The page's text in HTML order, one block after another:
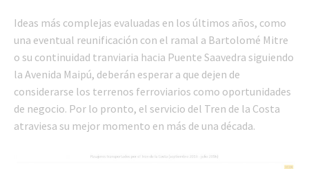
Ideas más complejas evaluadas en los últimos años, como
una eventual reunificación con el ramal a Bartolomé Mitre
o su continuidad tranviaria hacia Puente Saavedra siguiendo
la Avenida Maipú, deberán esperar a que dejen de
considerarse los terrenos ferroviarios como oportunidades
de negocio. Por lo pronto, el servicio del Tren de la Costa
atraviesa su mejor momento en más de una década.